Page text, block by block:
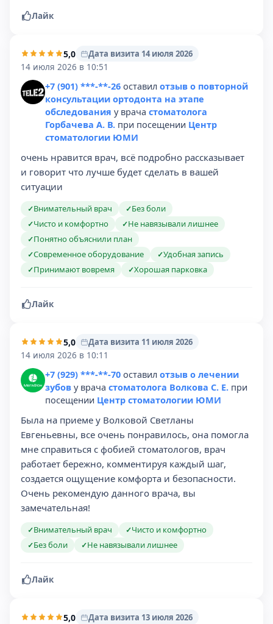
Лайк
5,0
Дата визита 14 июля 2026
14 июля 2026 в 10:51
+7 (901) ***-**-26 оставил отзыв о повторной
консультации ортодонта на этапе
обследования у врача стоматолога
Горбачева А. В. при посещении Центр
стоматологии ЮМИ
очень нравится врач, всё подробно рассказывает
и говорит что лучше будет сделать в вашей
ситуации
✓Внимательный врач ✓Без боли
✓Чисто и комфортно ✓Не навязывали лишнее
✓Понятно объяснили план
✓Современное оборудование ✓Удобная запись
✓Принимают вовремя ✓Хорошая парковка
Лайк
5,0
Дата визита 11 июля 2026
14 июля 2026 в 10:11
+7 (929) ***-**-70 оставил отзыв о лечении
зубов у врача стоматолога Волкова С. Е. при
посещении Центр стоматологии ЮМИ
Была на приеме у Волковой Светланы
Евгеньевны, все очень понравилось, она помогла
мне справиться с фобией стоматологов, врач
работает бережно, комментируя каждый шаг,
создается ощущение комфорта и безопасности.
Очень рекомендую данного врача, вы
замечательная!
✓Внимательный врач ✓Чисто и комфортно
✓Без боли ✓Не навязывали лишнее
Лайк
5,0
Дата визита 13 июля 2026